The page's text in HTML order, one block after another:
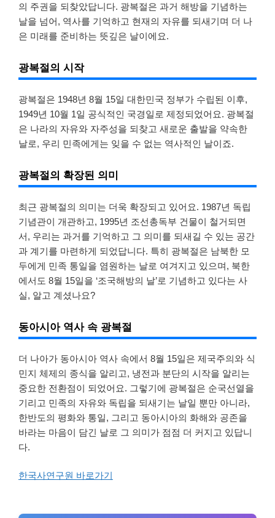
의 주권을 되찾았답니다. 광복절은 과거 해방을 기념하는
날을 넘어, 역사를 기억하고 현재의 자유를 되새기며 더 나
은 미래를 준비하는 뜻깊은 날이에요.
광복절의 시작
광복절은 1948년 8월 15일 대한민국 정부가 수립된 이후,
1949년 10월 1일 공식적인 국경일로 제정되었어요. 광복절
은 나라의 자유와 자주성을 되찾고 새로운 출발을 약속한
날로, 우리 민족에게는 잊을 수 없는 역사적인 날이죠.
광복절의 확장된 의미
최근 광복절의 의미는 더욱 확장되고 있어요. 1987년 독립
기념관이 개관하고, 1995년 조선총독부 건물이 철거되면
서, 우리는 과거를 기억하고 그 의미를 되새길 수 있는 공간
과 계기를 마련하게 되었답니다. 특히 광복절은 남북한 모
두에게 민족 통일을 염원하는 날로 여겨지고 있으며, 북한
에서도 8월 15일을 ‘조국해방의 날’로 기념하고 있다는 사
실, 알고 계셨나요?
동아시아 역사 속 광복절
더 나아가 동아시아 역사 속에서 8월 15일은 제국주의와 식
민지 체제의 종식을 알리고, 냉전과 분단의 시작을 알리는
중요한 전환점이 되었어요. 그렇기에 광복절은 순국선열을
기리고 민족의 자유와 독립을 되새기는 날일 뿐만 아니라,
한반도의 평화와 통일, 그리고 동아시아의 화해와 공존을
바라는 마음이 담긴 날로 그 의미가 점점 더 커지고 있답니
다.
한국사연구원 바로가기